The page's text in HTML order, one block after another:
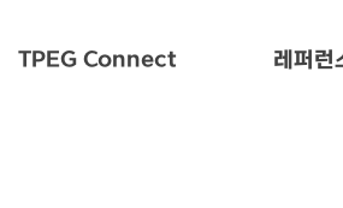
TPEG Connect 레퍼런